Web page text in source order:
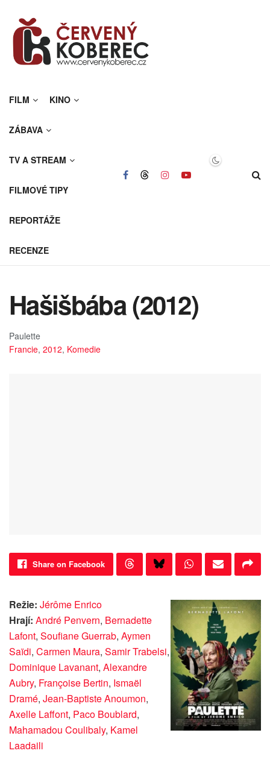
FILM KINO
ZÁBAVA
TV A STREAM
FILMOVÉ TIPY
REPORTÁŽE
RECENZE
Hašišbába (2012)
Paulette
Francie, 2012, Komedie
Share on Facebook
Režie: Jérôme Enrico
Hrají: André Penvern, Bernadette
Lafont, Soufiane Guerrab, Aymen
Saïdi, Carmen Maura, Samir Trabelsi,
Dominique Lavanant, Alexandre
Aubry, Françoise Bertin, Ismaël
Dramé, Jean-Baptiste Anoumon,
Axelle Laffont, Paco Boublard,
Mahamadou Coulibaly, Kamel
Laadaili